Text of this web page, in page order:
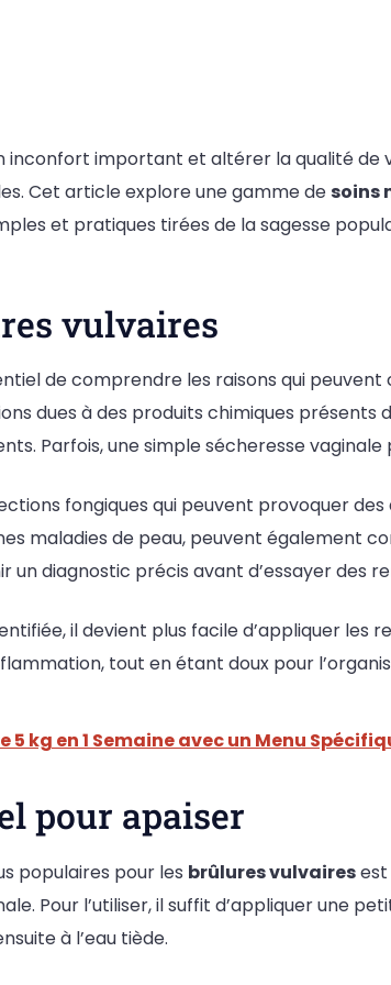
inconfort important et altérer la qualité
Cet article explore une gamme de soins
et pratiques tirées de la sagesse
vulvaires
de comprendre les raisons qui peuvent
dues à des produits chimiques
Parfois, une simple sécheresse
fongiques qui peuvent provoquer
maladies de peau, peuvent également
diagnostic précis avant d’essayer des
il devient plus facile d’appliquer
tout en étant doux pour
5 kg en 1 Semaine avec un Menu
pour apaiser
populaires pour les brûlures vulvaires
Pour l’utiliser, il suffit d’appliquer une
à l’eau tiède.